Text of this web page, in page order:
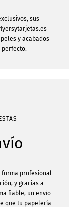
sus
y acabados
perfecto.
forma profesional
y gracias a
fiable, un envío
que tu papelería